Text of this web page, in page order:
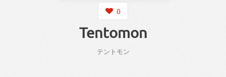
0
Tentomon
テント モン